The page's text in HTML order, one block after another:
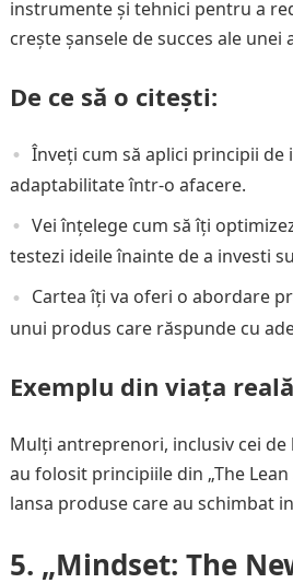
instrumente și tehnici pentru a
crește șansele de succes ale unei
De ce să o citești:
Înveți cum să aplici principii de
adaptabilitate într-o afacere.
Vei înțelege cum să îți
testezi ideile înainte de a investi
Cartea îți va oferi o abordare
unui produs care răspunde cu
Exemplu din viața
Mulți antreprenori, inclusiv cei de
au folosit principiile din „The
lansa produse care au schimbat
5. „Mindset: The